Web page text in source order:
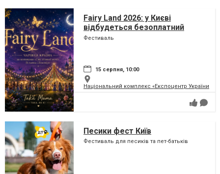
Fairy Land 2026: у Києві
відбудеться безоплатний
сімейний фестиваль, який
Фестиваль
15 серпня, 10:00
Національний комплекс «Експоцентр України»
Песики фест Київ
Фестиваль для песиків та пет-батьків